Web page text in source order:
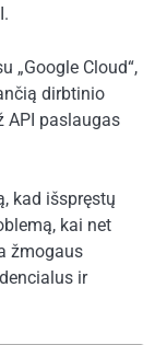
„Google Cloud“,
dirbtinio
API paslaugas
kad išspręstų
kai net
žmogaus
ir